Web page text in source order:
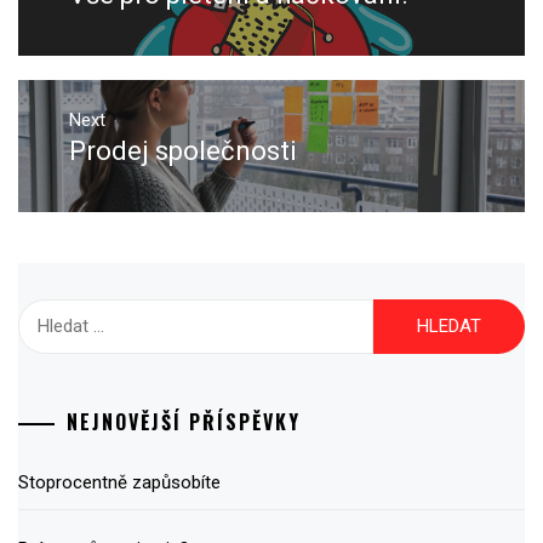
Next
Next
post:
Prodej společnosti
NEJNOVĚJŠÍ PŘÍSPĚVKY
Stoprocentně zapůsobíte